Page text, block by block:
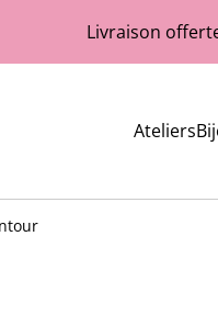
Livraison
Ateliers